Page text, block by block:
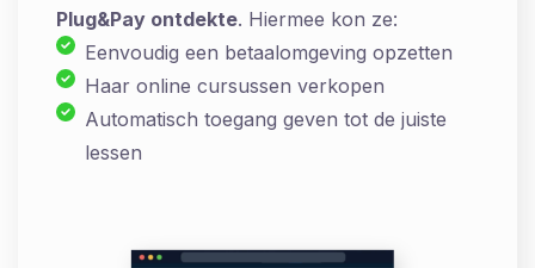
Plug&Pay ontdekte. Hiermee kon ze:
Eenvoudig een betaalomgeving opzetten
Haar online cursussen verkopen
Automatisch toegang geven tot de juiste
lessen